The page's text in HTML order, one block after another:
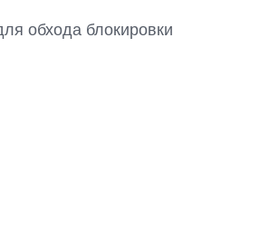
обхода блокировки